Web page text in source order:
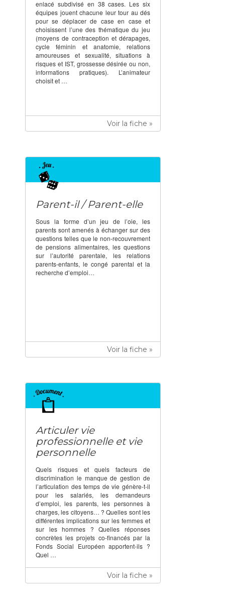
enlacé subdivisé en 38 cases. Les six
équipes jouent chacune leur tour au dés
pour se déplacer de case en case et
choisissent l’une des thématique du jeu
(moyens de contraception et dérapages,
cycle féminin et anatomie, relations
amoureuses et sexualité, situations à
risques et IST, grossesse désirée ou non,
informations pratiques). L’animateur
choisit et …
Voir la fiche »
Parent-il / Parent-elle
Sous la forme d’un jeu de l’oie, les
parents sont amenés à échanger sur des
questions telles que le non-recouvrement
de pensions alimentaires, les questions
sur l’autorité parentale, les relations
parents-enfants, le congé parental et la
recherche d’emploi…
Voir la fiche »
Articuler vie
professionnelle et vie
personnelle
Quels risques et quels facteurs de
discrimination le manque de gestion de
l’articulation des temps de vie génère-t-il
pour les salariés, les demandeurs
d’emploi, les parents, les personnes à
charges, les citoyens… ? Quelles sont les
différentes implications sur les femmes et
sur les hommes ? Quelles réponses
concrètes les projets co-financés par la
Fonds Social Européen apportent-ils ?
Quel …
Voir la fiche »